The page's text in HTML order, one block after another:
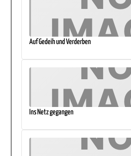
Auf Gedeih und Verderben
Ins Netz gegangen